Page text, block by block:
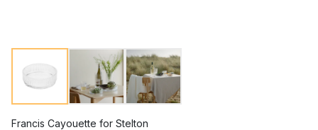
Francis Cayouette for Stelton